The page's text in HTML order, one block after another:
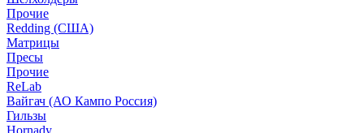
Прочие
Redding (США)
Матрицы
Пресы
Прочие
ReLab
Вайгач (АО Кампо Россия)
Гильзы
Hornady